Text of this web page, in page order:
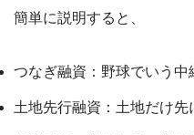
簡単に説明すると、
つなぎ融資：野球でいう中
土地先行融資：土地だけ先